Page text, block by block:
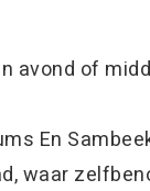
avond of
En
waar